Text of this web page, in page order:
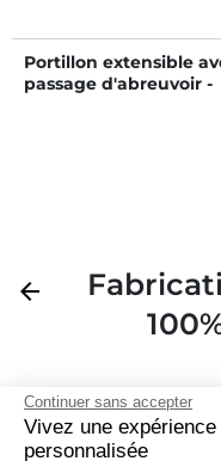
Continuer sans accepter
Vivez une
personnalisée
Portillon extensible
passage d'abreuvoir -
Précédent
arrow_back